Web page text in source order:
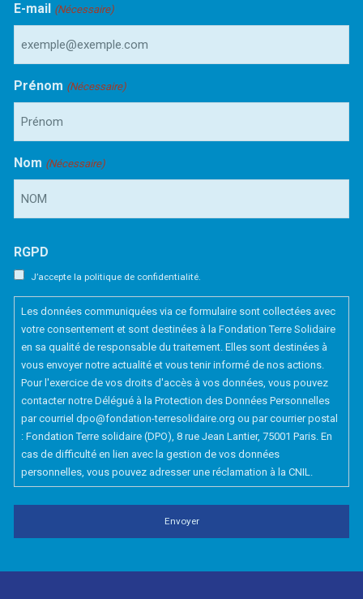
E-mail (Nécessaire)
Prénom (Nécessaire)
Nom (Nécessaire)
RGPD
J’accepte la politique de confidentialité.
Les données communiquées via ce formulaire sont collectées avec
votre consentement et sont destinées à la Fondation Terre Solidaire
en sa qualité de responsable du traitement. Elles sont destinées à
vous envoyer notre actualité et vous tenir informé de nos actions.
Pour l'exercice de vos droits d'accès à vos données, vous pouvez
contacter notre Délégué à la Protection des Données Personnelles
par courriel dpo@fondation-terresolidaire.org ou par courrier postal
: Fondation Terre solidaire (DPO), 8 rue Jean Lantier, 75001 Paris. En
cas de difficulté en lien avec la gestion de vos données
personnelles, vous pouvez adresser une réclamation à la CNIL.